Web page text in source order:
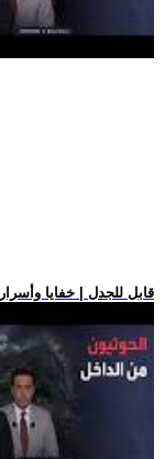
.. قابل للجدل | خفايا